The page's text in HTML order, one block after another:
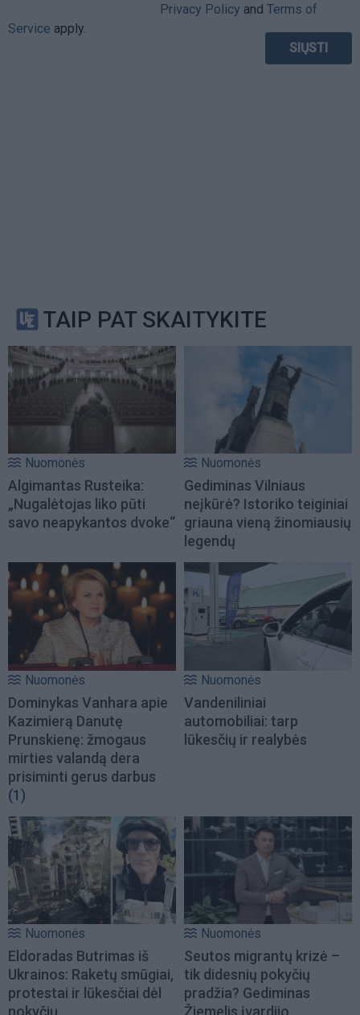
Privacy Policy and Terms of
Service apply.
TAIP PAT SKAITYKITE
Nuomonės
Algimantas Rusteika:
„Nugalėtojas liko pūti
savo neapykantos dvoke“
Nuomonės
Gediminas Vilniaus
neįkūrė? Istoriko teiginiai
griauna vieną žinomiausių
legendų
Nuomonės
Dominykas Vanhara apie
Kazimierą Danutę
Prunskienę: žmogaus
mirties valandą dera
prisiminti gerus darbus
(1)
Nuomonės
Vandeniliniai
automobiliai: tarp
lūkesčių ir realybės
Nuomonės
Eldoradas Butrimas iš
Ukrainos: Raketų smūgiai,
protestai ir lūkesčiai dėl
pokyčių
Nuomonės
Seutos migrantų krizė –
tik didesnių pokyčių
pradžia? Gediminas
Žiemelis įvardijo